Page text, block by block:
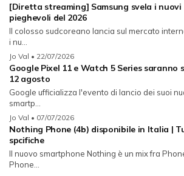
[Diretta streaming] Samsung svela i nuovi
pieghevoli del 2026
Il colosso sudcoreano lancia sul mercato
i nu...
Jo Val • 22/07/2026
Google Pixel 11 e Watch 5 Series saranno
12 agosto
Google ufficializza l'evento di lancio dei suoi
smartp...
Jo Val • 07/07/2026
Nothing Phone (4b) disponibile in Italia |
spcifiche
Il nuovo smartphone Nothing è un mix fra
Phone...